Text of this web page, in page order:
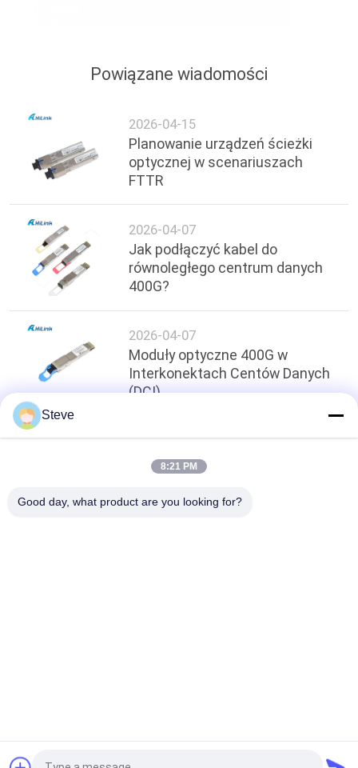
Powiązane wiadomości
2026-04-15
Planowanie urządzeń ścieżki
optycznej w scenariuszach
FTTR
2026-04-07
Jak podłączyć kabel do
równoległego centrum danych
400G?
2026-04-07
Moduły optyczne 400G w
Interkonektach Centów Danych
(DCI)
Top
Steve
8:21 PM
Good day, what product are you looking for?